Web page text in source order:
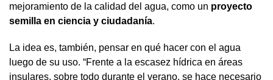
mejoramiento de la calidad del agua, como un proyecto
semilla en ciencia y ciudadanía.
La idea es, también, pensar en qué hacer con el agua
luego de su uso. “Frente a la escasez hídrica en áreas
insulares, sobre todo durante el verano, se hace necesario